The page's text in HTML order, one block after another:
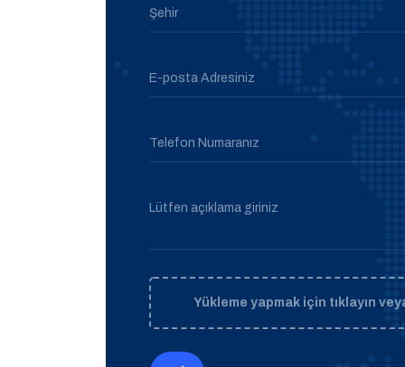
Şehir
E-posta Adresiniz
Telefon Numaranız
Lütfen açıklama giriniz
Yükleme yapmak için tıklayın